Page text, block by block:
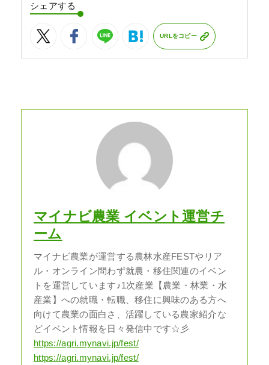
シェアする
URLをコピー
マイナビ農業 イベント運営チ
ーム
マイナビ農業が運営する農林水産FESTやリア
ル・オンライン問わず就農・移住関連のイベン
トを運営しています♪1次産業【農業・林業・水
産業】への就職・転職、移住に興味のある方へ
向けて農業の面白さ、活躍している農家紹介な
どイベント情報を日々発信中です☆彡
https://agri.mynavi.jp/fest/
https://agri.mynavi.jp/fest/